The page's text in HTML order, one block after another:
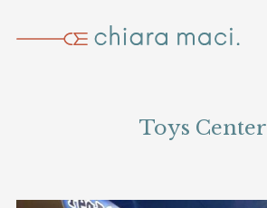
Toys Center